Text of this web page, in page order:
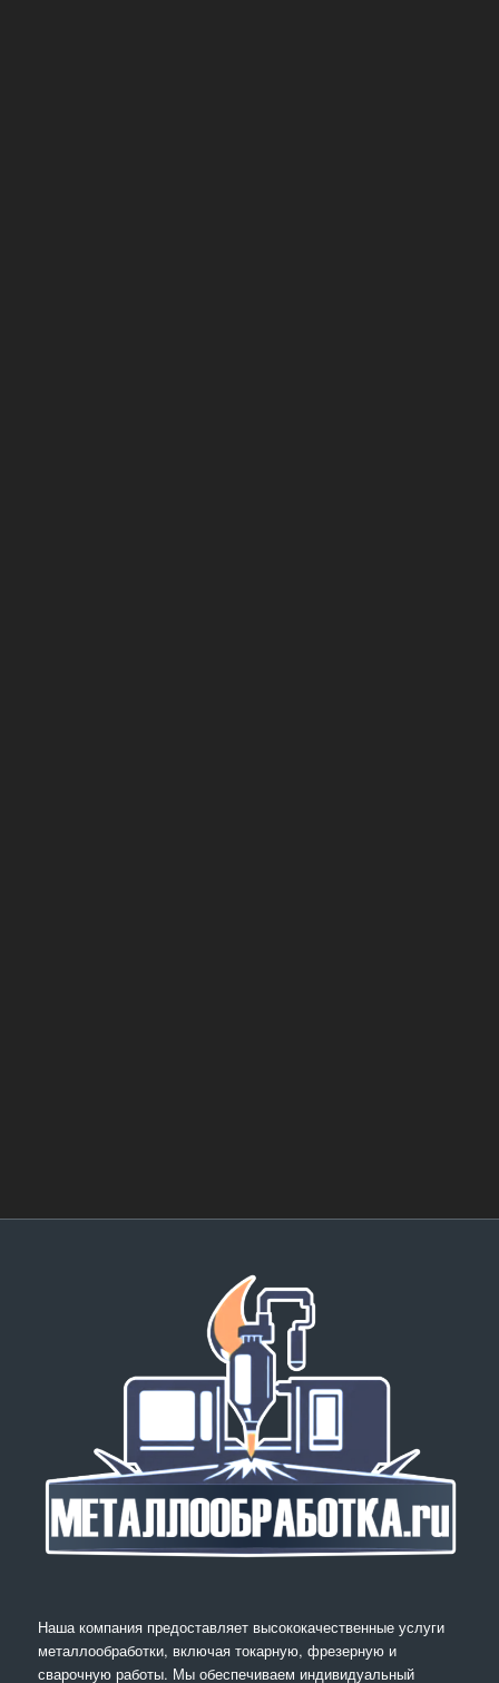
Наша компания предоставляет высококачественные услуги
металлообработки, включая токарную, фрезерную и
сварочную работы. Мы обеспечиваем индивидуальный